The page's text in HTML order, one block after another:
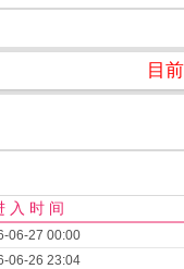
目
入 时 间
06-27 00:00
06-26 23:04